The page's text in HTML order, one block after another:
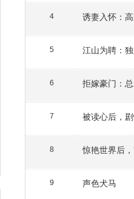
4 诱妻入怀：
5 江山为聘：
6 拒嫁豪门：
7 被读心后，
8 惊艳世界后
9 声色犬马